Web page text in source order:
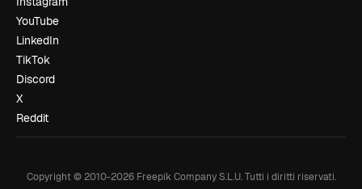
YouTube
LinkedIn
TikTok
Discord
X
Reddit
Copyright © 2010-2026Freepik Company S.L.U. Tutti i diritti riservati.